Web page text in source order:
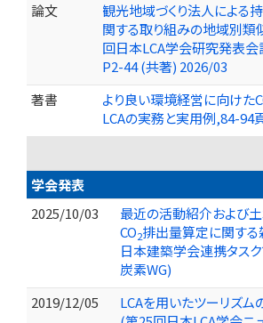
論文
観光地域づくり法人による
関する取り組みの地域別類
回日本LCA学会研究発表
P2-44 (共著) 2026/03
著書
より良い環境経営に向けた
LCAの実務と実用例,84-94
学会発表
2025/10/03
最近の活動紹介および
CO2排出量算定に関す
日本建築学会連携タス
炭素WG)
2019/12/05
LCAを用いたツーリズ